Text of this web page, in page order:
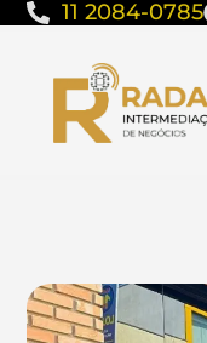
11 2084-0785